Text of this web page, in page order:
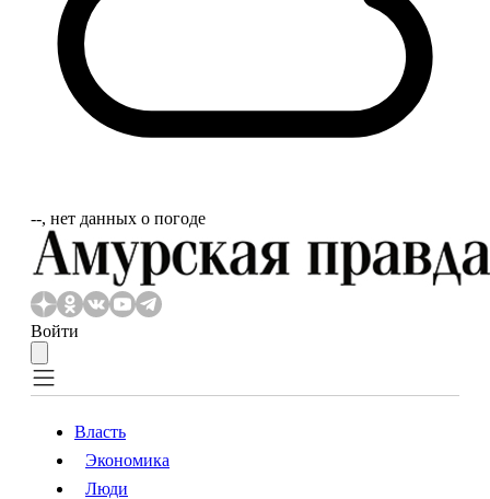
‐‐, нет данных о погоде
Войти
Власть
Власть
Экономика
Люди